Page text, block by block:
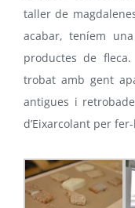
taller de
acabar, teníem
productes de
trobat amb gent
antigues i
d’Eixarcolant per